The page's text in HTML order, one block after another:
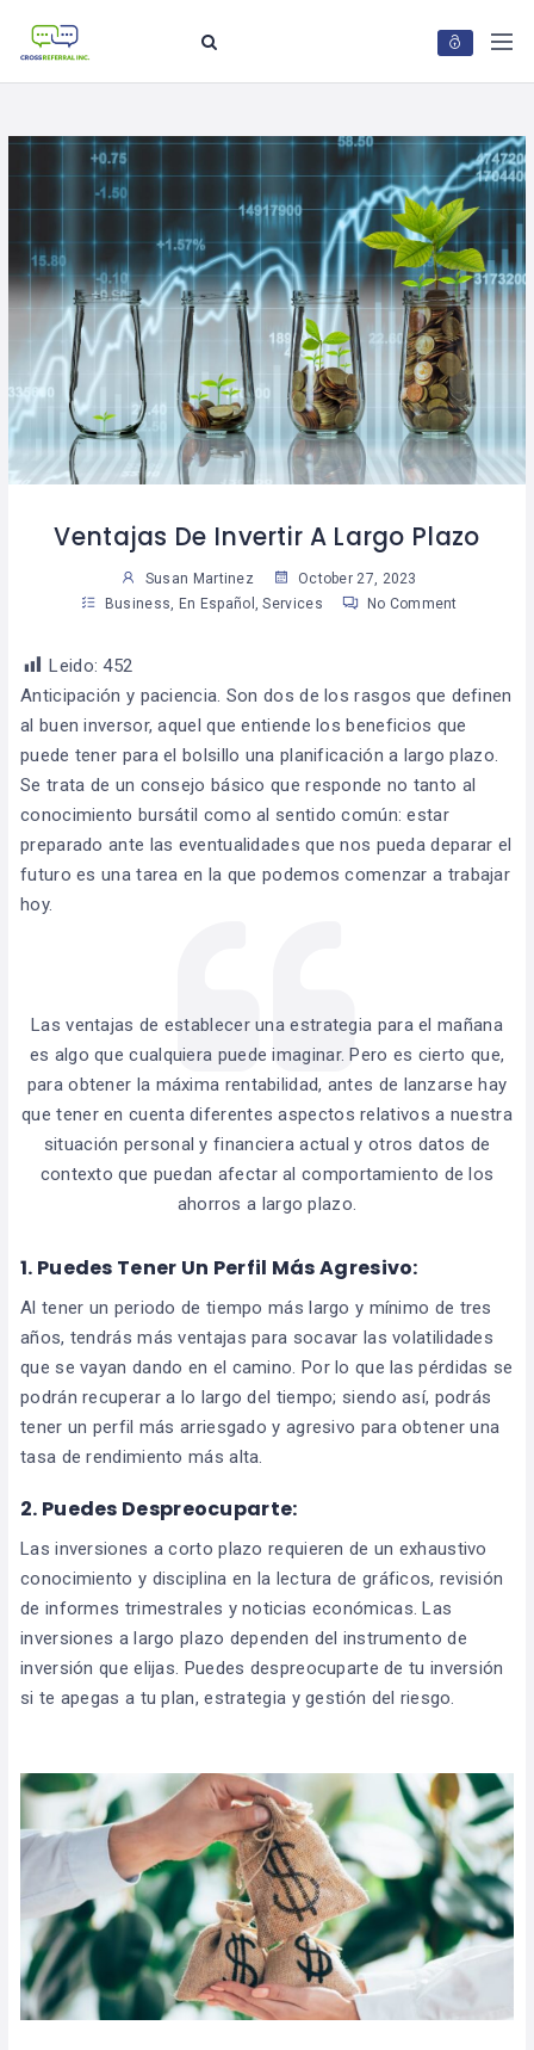
Ventajas De Invertir A Largo Plazo
Susan Martinez
October 27, 2023
Business
En Español ,Services No Comment
Leido: 452
Anticipación y paciencia. Son dos de los rasgos que definen
al buen inversor, aquel que entiende los beneficios que
puede tener para el bolsillo una planificación a largo plazo.
Se trata de un consejo básico que responde no tanto al
conocimiento bursátil como al sentido común: estar
preparado ante las eventualidades que nos pueda deparar el
futuro es una tarea en la que podemos comenzar a trabajar
hoy.
Las ventajas de establecer una estrategia para el mañana
es algo que cualquiera puede imaginar. Pero es cierto que,
para obtener la máxima rentabilidad, antes de lanzarse hay
que tener en cuenta diferentes aspectos relativos a nuestra
situación personal y financiera actual y otros datos de
contexto que puedan afectar al comportamiento de los
ahorros a largo plazo.
1. Puedes Tener Un Perfil Más Agresivo:
Al tener un periodo de tiempo más largo y mínimo de tres
años, tendrás más ventajas para socavar las volatilidades
que se vayan dando en el camino. Por lo que las pérdidas se
podrán recuperar a lo largo del tiempo; siendo así, podrás
tener un perfil más arriesgado y agresivo para obtener una
tasa de rendimiento más alta.
2. Puedes Despreocuparte:
Las inversiones a corto plazo requieren de un exhaustivo
conocimiento y disciplina en la lectura de gráficos, revisión
de informes trimestrales y noticias económicas. Las
inversiones a largo plazo dependen del instrumento de
inversión que elijas. Puedes despreocuparte de tu inversión
si te apegas a tu plan, estrategia y gestión del riesgo.